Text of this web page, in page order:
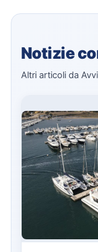
Notizie
Altri articoli da